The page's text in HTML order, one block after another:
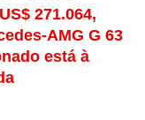
271.064,
AMG G 63
está à